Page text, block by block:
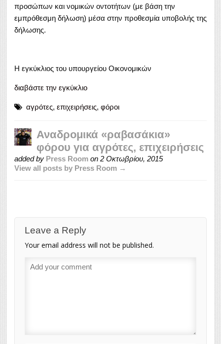
προσώπων και νομικών οντοτήτων (με βάση την
εμπρόθεσμη δήλωση) μέσα στην προθεσμία υποβολής της
δήλωσης.
Η εγκύκλιος του υπουργείου Οικονομικών
διαβάστε την εγκύκλιο
αγρότες, επιχειρήσεις, φόροι
Αναδρομικά «ραβασάκια»
φόρου για αγρότες, επιχειρήσεις
added by Press Room on 2 Οκτωβρίου, 2015
View all posts by Press Room →
Leave a Reply
Your email address will not be published.